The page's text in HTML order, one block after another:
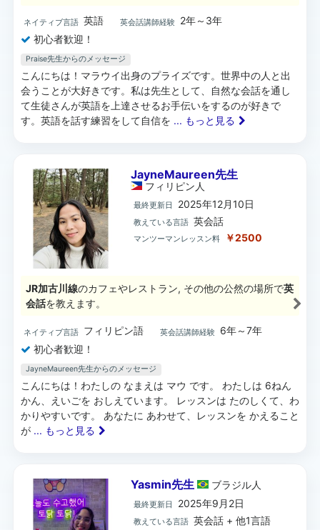
ネイティブ言語 英語 英会話講師経験
2年～3年
初心者歓迎！
Praise先生からのメッセージ
こんにちは！マラウイ出身のプライズです。世界中の人と出
会うことが大好きです。私は先生として、自然な会話を通し
て生徒さんが英語を上達させるお手伝いをするのが好きで
す。英語を話す練習をして自信を ... もっと見る
JayneMaureen先生
フィリピン 人
最終更新日 2025年12月10日
教えている言語 英会話
マンツーマンレッスン料 ￥2500
JR加古川線のカフェやレストラン, その他の公然の場所で英
会話を教えます。
ネイティブ言語 フィリピン語 英会話講師経験
6年～7年
初心者歓迎！
JayneMaureen先生からのメッセージ
こんにちは！わたしの なまえは マウ です。 わたしは 6ねん
かん、えいごを おしえています。 レッスンは たのしくて、わ
かりやすいです。 あなたに あわせて、レッスンを かえること
が ... もっと見る
Yasmin先生 ブラジル人
最終更新日 2025年9月2日
教えている言語 英会話 + 他1言語